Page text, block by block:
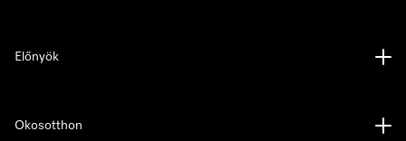
Előnyök
Okosotthon